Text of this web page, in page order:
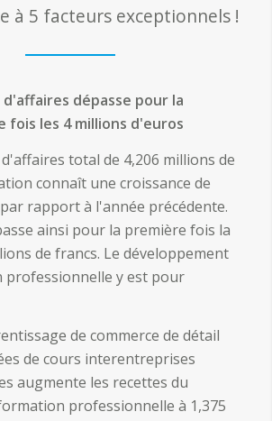
à 5 facteurs exceptionnels !
dépasse pour la
fois les 4 millions d'euros
total de 4,206 millions de
connaît une croissance de
rapport à l'année précédente.
ainsi pour la première fois la
de francs. Le développement
professionnelle y est pour
de commerce de détail
de cours interentreprises
augmente les recettes du
professionnelle à 1,375